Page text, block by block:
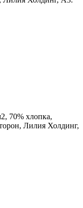
70% хлопка,
Лилия Холдинг,